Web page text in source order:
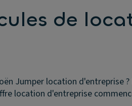
de
Jumper location d'entreprise
location d'entreprise